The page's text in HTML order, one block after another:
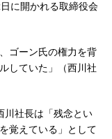
に開かれる取締役会
ゴーン氏の権力を背
していた」（西川社
社長は「残念とい
覚えている」として